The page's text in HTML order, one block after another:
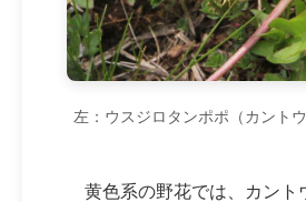
左：ウスジロタンポポ（カント
黄色系の野花では、カント